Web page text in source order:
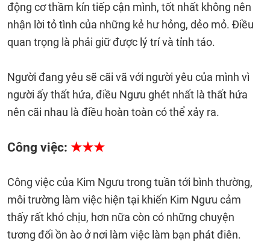
động cơ thầm kín tiếp cận mình, tốt nhất không nên
nhận lời tỏ tình của những kẻ hư hỏng, dẻo mỏ. Điều
quan trọng là phải giữ được lý trí và tỉnh táo.
Người đang yêu sẽ cãi vã với người yêu của mình vì
người ấy thất hứa, điều Ngưu ghét nhất là thất hứa
nên cãi nhau là điều hoàn toàn có thể xảy ra.
Công việc: ★★★
Công việc của Kim Ngưu trong tuần tới bình thường,
môi trường làm việc hiện tại khiến Kim Ngưu cảm
thấy rất khó chịu, hơn nữa còn có những chuyện
tương đối ồn ào ở nơi làm việc làm bạn phát điên.